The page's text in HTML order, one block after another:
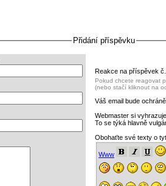
Přidání příspěvku
Reakce na příspěvek č.
Pokud chcete reagovat
(nebo stačí kliknout na
Váš email bude
Webmaster si
To se týká hlavně
Obohaťte své texty o
Www